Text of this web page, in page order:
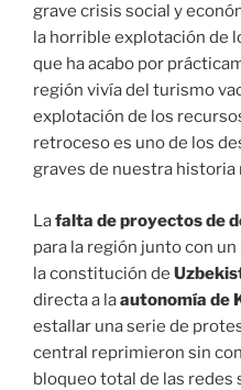
grave crisis social y
la horrible explotación de
que ha acabo por
región vivía del turismo
explotación de los
retroceso es uno de los
graves de nuestra historia
Lafalta de proyectos de
para la región junto con
la constitución de
directa a laautonomía de
estallar una serie de
central reprimieron sin
bloqueo total de las redes